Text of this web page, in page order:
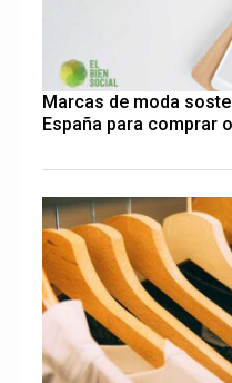
Marcas de moda
España para comprar